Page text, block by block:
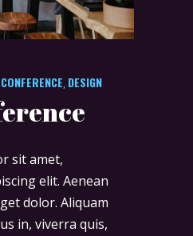
CONFERENCE, DESIGN
sit amet,
elit. Aenean
dolor. Aliquam
in, viverra quis,